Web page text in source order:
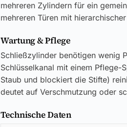
mehreren Zylindern für ein
mehreren Türen mit
Wartung & Pflege
Schließzylinder benötigen wenig
Schlüsselkanal mit einem Pflege-
Staub und blockiert die Stifte)
deutet auf Verschmutzung oder
Technische Daten